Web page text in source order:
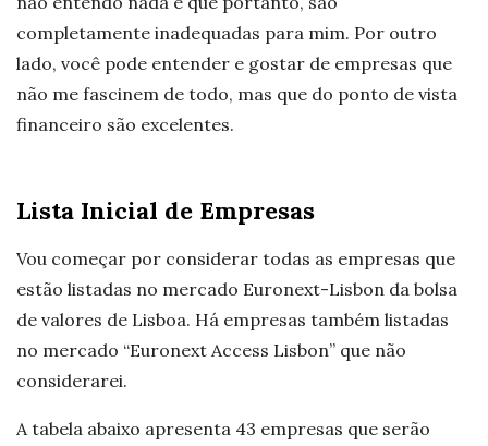
completamente inadequadas para mim. Por outro
lado, você pode entender e gostar de empresas que
não me fascinem de todo, mas que do ponto de vista
financeiro são excelentes.
Lista Inicial de Empresas
Vou começar por considerar todas as empresas que
estão listadas no mercado Euronext-Lisbon da bolsa
de valores de Lisboa. Há empresas também listadas
no mercado “Euronext Access Lisbon” que não
considerarei.
A tabela abaixo apresenta 43 empresas que serão